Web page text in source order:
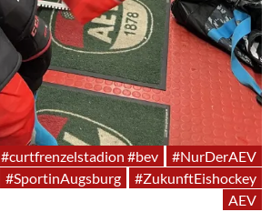
#curtfrenzelstadion #bev
#NurDerAEV
#SportinAugsburg
#ZukunftEishockey
AEV